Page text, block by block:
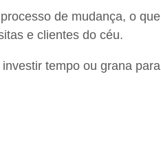
de mudança, o que
e clientes do céu.
tempo ou grana para